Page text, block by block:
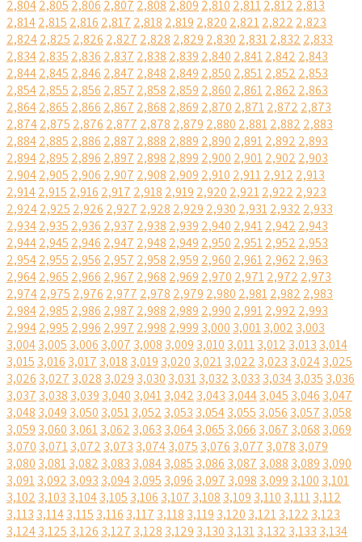
2,8042,805 2,806 2,807 2,808 2,809 2,810 2,8112,812 2,813
2,8142,815 2,816 2,817 2,818 2,819 2,820 2,8212,822 2,823
2,8242,825 2,826 2,827 2,828 2,829 2,830 2,8312,832 2,833
2,8342,835 2,836 2,837 2,838 2,839 2,840 2,8412,842 2,843
2,8442,845 2,846 2,847 2,848 2,849 2,850 2,8512,852 2,853
2,8542,855 2,856 2,857 2,858 2,859 2,860 2,8612,862 2,863
2,8642,865 2,866 2,867 2,868 2,869 2,870 2,8712,872 2,873
2,8742,875 2,876 2,877 2,878 2,879 2,880 2,8812,882 2,883
2,8842,885 2,886 2,887 2,888 2,889 2,890 2,8912,892 2,893
2,8942,895 2,896 2,897 2,898 2,899 2,900 2,9012,902 2,903
2,9042,905 2,906 2,907 2,908 2,909 2,910 2,9112,912 2,913
2,9142,915 2,916 2,917 2,918 2,919 2,920 2,9212,922 2,923
2,9242,925 2,926 2,927 2,928 2,929 2,930 2,9312,932 2,933
2,9342,935 2,936 2,937 2,938 2,939 2,940 2,9412,942 2,943
2,9442,945 2,946 2,947 2,948 2,949 2,950 2,9512,952 2,953
2,9542,955 2,956 2,957 2,958 2,959 2,960 2,9612,962 2,963
2,9642,965 2,966 2,967 2,968 2,969 2,970 2,9712,972 2,973
2,9742,975 2,976 2,977 2,978 2,979 2,980 2,9812,982 2,983
2,9842,985 2,986 2,987 2,988 2,989 2,990 2,9912,992 2,993
2,9942,995 2,996 2,997 2,998 2,999 3,000 3,0013,002 3,003
3,0043,005 3,006 3,007 3,008 3,009 3,010 3,0113,012 3,013 3,014
3,015 3,016 3,017 3,018 3,019 3,020 3,0213,022 3,023 3,0243,025
3,026 3,027 3,028 3,029 3,030 3,0313,032 3,033 3,0343,035 3,036
3,037 3,038 3,039 3,040 3,0413,042 3,043 3,0443,045 3,046 3,047
3,048 3,049 3,050 3,0513,052 3,053 3,0543,055 3,056 3,057 3,058
3,059 3,060 3,0613,062 3,063 3,0643,065 3,066 3,067 3,068 3,069
3,070 3,0713,072 3,073 3,0743,075 3,076 3,077 3,078 3,079
3,080 3,0813,082 3,083 3,0843,085 3,086 3,087 3,088 3,089 3,090
3,0913,092 3,093 3,0943,095 3,096 3,097 3,098 3,099 3,100 3,101
3,102 3,103 3,1043,105 3,106 3,107 3,108 3,109 3,110 3,1113,112
3,113 3,1143,115 3,116 3,117 3,118 3,119 3,120 3,1213,122 3,123
3,1243,125 3,126 3,127 3,128 3,129 3,130 3,1313,132 3,133 3,134